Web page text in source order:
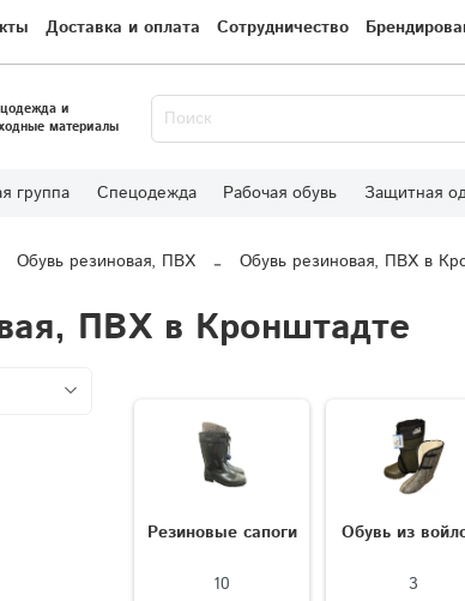
Доставка и оплата Сотрудничество
и
материалы
группа Спецодежда Рабочая обувь Защитная
Обувь резиновая, ПВХ Обувь резиновая, ПВХ в
ПВХ в Кронштадте
Резиновые сапоги
10
Обувь из
3